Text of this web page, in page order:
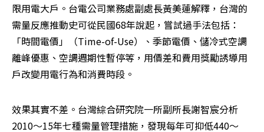
限用電大戶。台電公司業務處副處長黃美蓮解釋，台灣的
需量反應推動史可從民國68年說起，嘗試過手法包括：
「時間電價」（Time-of-Use）、季節電價、儲冷式空調
離峰優惠、空調週期性暫停等，用價差和費用獎勵誘導用
戶改變用電行為和消費時段。
效果其實不差。台灣綜合研究院一所副所長謝智宸分析
2010～15年七種需量管理措施，發現每年可抑低440～